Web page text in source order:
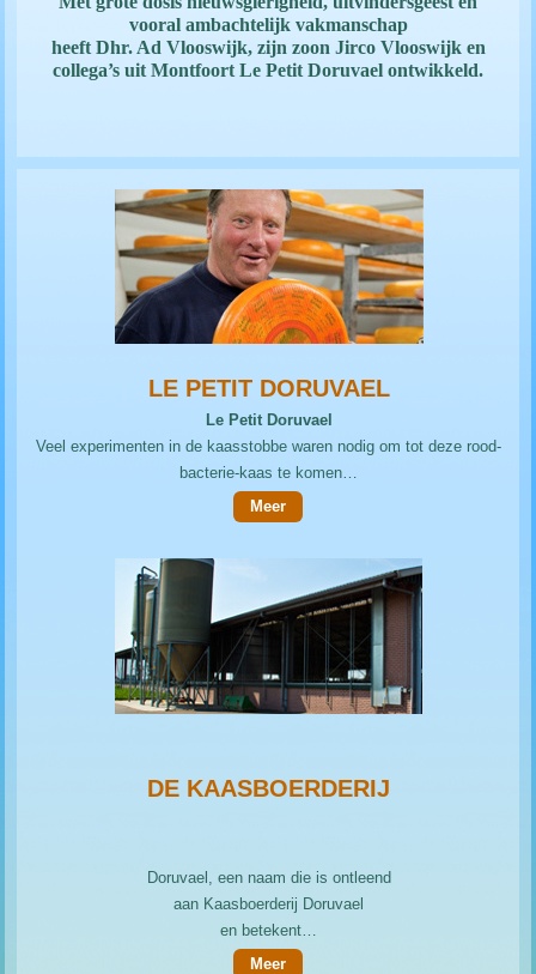
vooral ambachtelijk vakmanschap
heeft Dhr. Ad Vlooswijk, zijn zoon Jirco Vlooswijk en
collega’s uit Montfoort Le Petit Doruvael ontwikkeld.
LE PETIT DORUVAEL
Le Petit Doruvael
Veel experimenten in de kaasstobbe waren nodig om tot deze rood-
bacterie-kaas te komen…
Meer
DE KAASBOERDERIJ
Doruvael, een naam die is ontleend
aan Kaasboerderij Doruvael
en betekent…
Meer